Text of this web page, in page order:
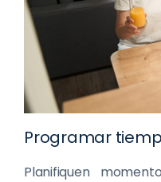
Programar
Planifiquen